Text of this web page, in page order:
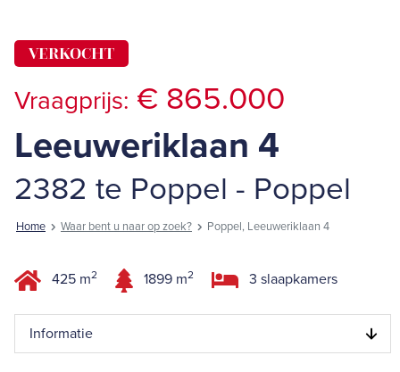
VERKOCHT
Vraagprijs: € 865.000
Leeuweriklaan 4
2382 te Poppel - Poppel
Home Waar bent u naar op zoek? Poppel, Leeuweriklaan 4
425 m2 1899 m2 3 slaapkamers
Informatie